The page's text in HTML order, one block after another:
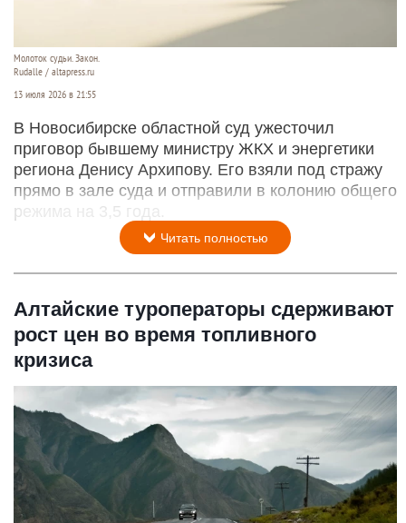
Молоток судьи. Закон.
Rudalle / altapress.ru
13 июля 2026 в 21:55
В Новосибирске областной суд ужесточил
приговор бывшему министру ЖКХ и энергетики
региона Денису Архипову. Его взяли под стражу
прямо в зале суда и отправили в колонию общего
режима на 3,5 года.
Читать полностью
Алтайские туроператоры сдерживают
рост цен во время топливного
кризиса